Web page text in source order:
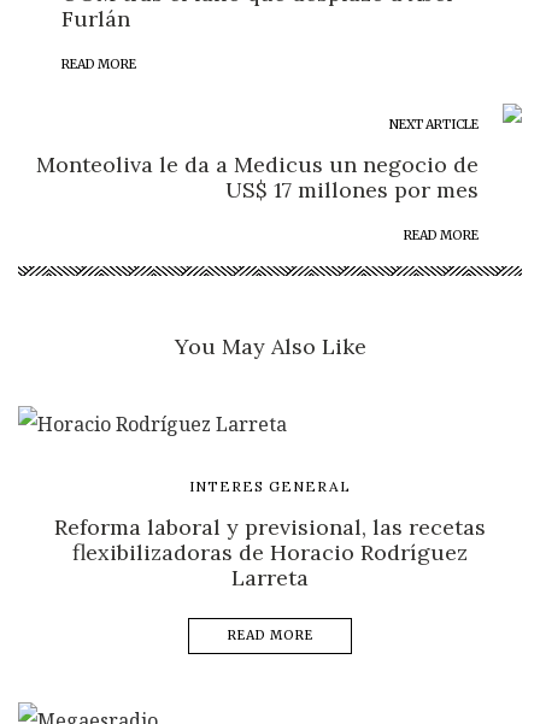
Furlán
READ MORE
NEXT ARTICLE
Monteoliva le da a Medicus un negocio de
US$ 17 millones por mes
READ MORE
You May Also Like
INTERES GENERAL
Reforma laboral y previsional, las recetas
flexibilizadoras de Horacio Rodríguez
Larreta
READ MORE